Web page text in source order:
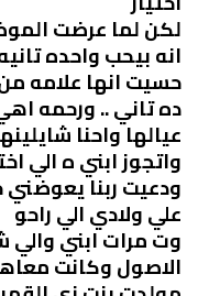
لكن لما عرضت
انه بيحب واحده
حسيت انها علامه
ده تاني .. ورحمه
عيالها واحنا
واتجوز ابني ه الي
ودعيت ربنا يعوضني
علي ولادي الي راحو
وت مرات ابني والي
الاصول وكانت